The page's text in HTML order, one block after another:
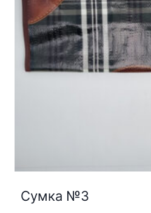
Сумка №3